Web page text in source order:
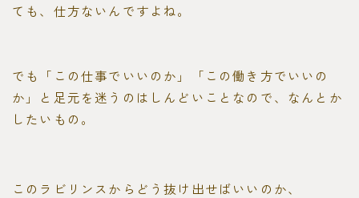
ても、仕方ないんですよね。
でも「この仕事でいいのか」「この働き方でいいの
か」と足元を迷うのはしんどいことなので、なんとか
したいもの。
このラビリンスからどう抜け出せばいいのか、